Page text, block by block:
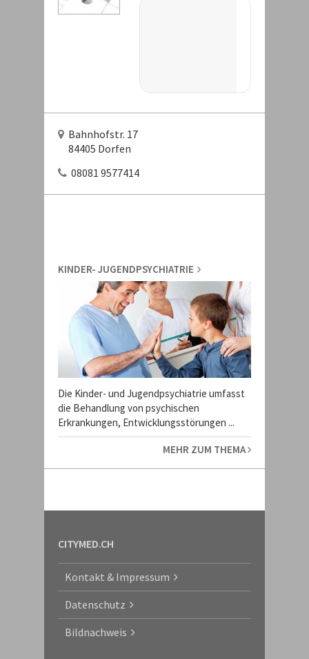
Bahnhofstr. 17
84405 Dorfen
08081 9577414
KINDER- JUGENDPSYCHIATRIE
Die Kinder- und Jugendpsychiatrie umfasst
die Behandlung von psychischen
Erkrankungen, Entwicklungsstörungen ...
MEHR ZUM THEMA
CITYMED.CH
Kontakt & Impressum
Datenschutz
Bildnachweis